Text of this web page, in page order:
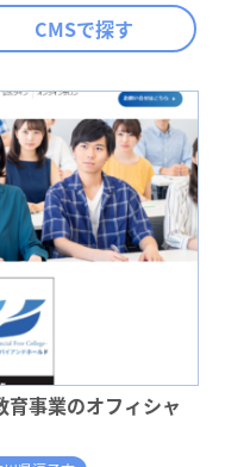
CMSで探す
事業のオフィシャ